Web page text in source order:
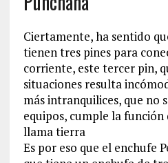
Ciertamente, ha sentido
tienen tres pines para
corriente, este tercer pin,
situaciones resulta
más intranquilices, que no
equipos, cumple la
llama tierra
Es por eso que el enchufe